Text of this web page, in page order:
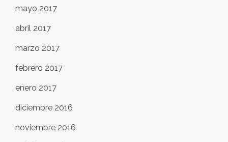
mayo 2017
abril 2017
marzo 2017
febrero 2017
enero 2017
diciembre 2016
noviembre 2016